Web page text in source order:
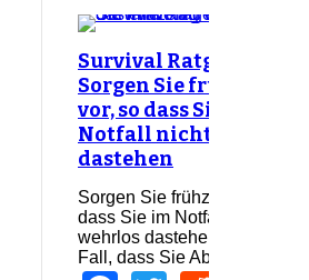
Survival Ratgeber:
Sorgen Sie frühzeitig
vor, so dass Sie im
Notfall nicht wehrlos
dastehen
Sorgen Sie frühzeitig vor, so
dass Sie im Notfall nicht
wehrlos dastehen Für den
Fall, dass Sie Abends…